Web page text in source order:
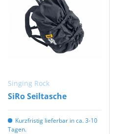
Singing Rock
SiRo Seiltasche
Kurzfristig lieferbar in ca. 3-10
Tagen.